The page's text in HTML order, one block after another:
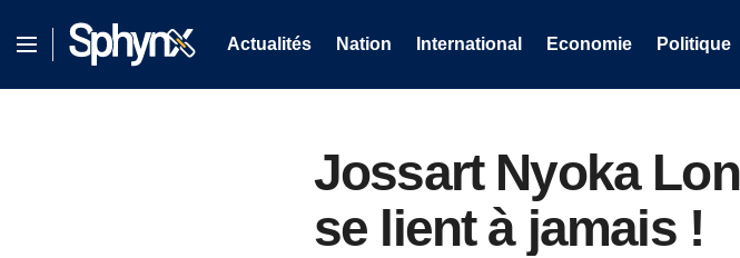
Actualités Nation International Economie Politique
Jossart Nyoka
se lient à jamais !